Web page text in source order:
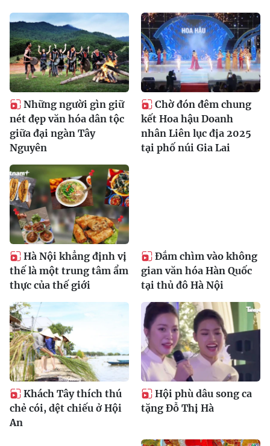
Những người gìn giữ
nét đẹp văn hóa dân tộc
giữa đại ngàn Tây
Nguyên
Chờ đón đêm chung
kết Hoa hậu Doanh
nhân Liên lục địa 2025
tại phố núi Gia Lai
Hà Nội khẳng định vị
thế là một trung tâm ẩm
thực của thế giới
Đắm chìm vào không
gian văn hóa Hàn Quốc
tại thủ đô Hà Nội
Khách Tây thích thú
chẻ cói, dệt chiếu ở Hội
An
Hội phù dâu song ca
tặng Đỗ Thị Hà